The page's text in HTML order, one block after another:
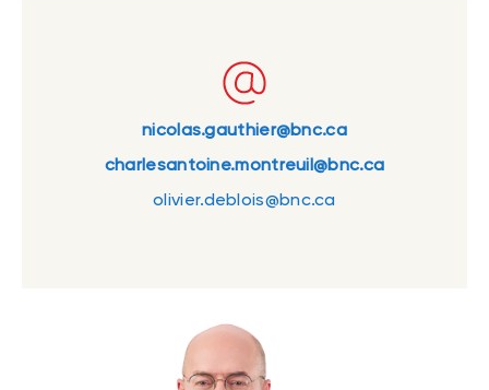
nicolas.gauthier@bnc.ca
charlesantoine.montreuil@bnc.ca
olivier.deblois@bnc.ca